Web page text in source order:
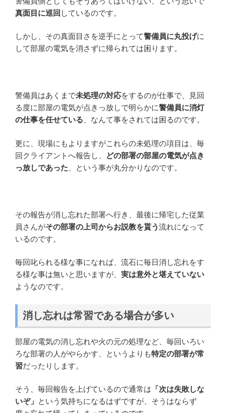
真面目に巡回 しているのです。
しかし、その真面目さを逆手にとって警備員に丸投げに
して部屋の電気を消さずに帰られては困ります。
警備員はあくまで未処理の対応をするのが仕事で、見回
る度に部屋の電気が点きっ放しで明らかに警備員に消灯
の仕事を任せている 、なんて事をされては困るのです。
更に、現場にもよりますがこれらの未処理の項目は、毎
回クライアントへ報告し、
どの部署の部屋の電気が点き
っ放しであった 、という事が丸分かりなのです。
その報告が消し忘れた部署へ行き、最後に帰宅した従業
員さんがその部署の上司からお説教を貰う流れになって
いるのです。
毎回叱られる様な事になれば、流石に毎日消し忘れをす
る様な事は無いと思いますが、 実は意外と堪えていない
ようなのです。
消し忘れは常習である場合が多い
部屋の電気の消し忘れや火の元の処理など、毎回いろい
ろな部署の人がやらかす、というよりも特定の部署が常
習だったりします。
そう、毎回報告を上げているので通常は 「次は失敗しな
いぞ」 という気持ちになるはずですが、そうはならず